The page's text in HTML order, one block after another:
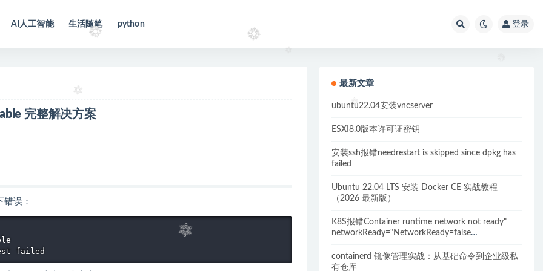
AI人工智能 生活随笔 python 登录
完整解决方案
误：
failed
最新文章
ubuntu22.04安装vncserver
ESXI8.0版本许可证密钥
安装ssh报错needrestart is skipped since dpkg has
failed
Ubuntu 22.04 LTS 安装 Docker CE 实战教程
（2026 最新版）
K8S报错Container runtime network not ready"
networkReady="NetworkReady=false
containerd 镜像管理实战：从基础命令到企业级私
有仓库